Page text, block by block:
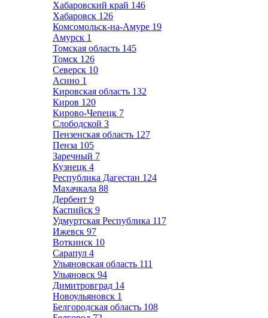
Хабаровский край 146
Хабаровск 126
Комсомольск-на-Амуре 19
Амурск 1
Томская область 145
Томск 126
Северск 10
Асино 1
Кировская область 132
Киров 120
Кирово-Чепецк 7
Слободской 3
Пензенская область 127
Пенза 105
Заречный 7
Кузнецк 4
Республика Дагестан 124
Махачкала 88
Дербент 9
Каспийск 9
Удмуртская Республика 117
Ижевск 97
Воткинск 10
Сарапул 4
Ульяновская область 111
Ульяновск 94
Димитровград 14
Новоульяновск 1
Белгородская область 108